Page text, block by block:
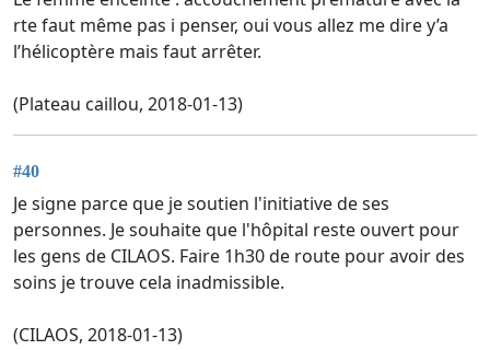
rte faut même pas i penser, oui vous allez me dire y’a
l’hélicoptère mais faut arrêter.
(Plateau caillou, 2018-01-13)
#40
Je signe parce que je soutien l'initiative de ses
personnes. Je souhaite que l'hôpital reste ouvert pour
les gens de CILAOS. Faire 1h30 de route pour avoir des
soins je trouve cela inadmissible.
(CILAOS, 2018-01-13)